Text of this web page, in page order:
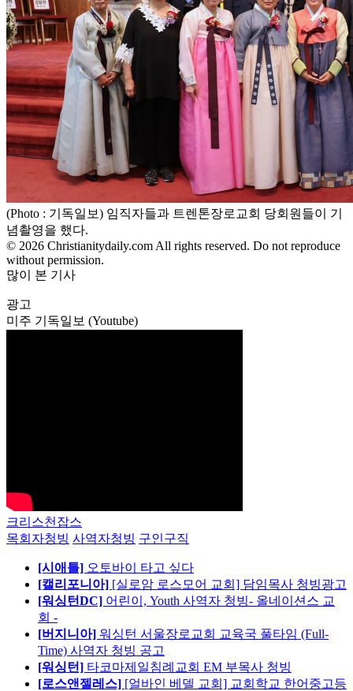
(Photo : 기독일보) 임직자들과 트렌톤장로교회 당회원들이 기
념촬영을 했다.
© 2026 Christianitydaily.com All rights reserved. Do not reproduce
without permission.
많이 본 기사
광고
미주 기독일보 (Youtube)
크리스천잡스
목회자청빙 사역자청빙 구인구직
[시애틀] 오토바이 타고 싶다
[캘리포니아] [실로암 로스모어 교회] 담임목사 청빙광고
[워싱턴DC] 어린이, Youth 사역자 청빙- 올네이션스 교
회 -
[버지니아] 워싱턴 서울장로교회 교육국 풀타임 (Full-
Time) 사역자 청빙 공고
[워싱턴] 타코마제일침례교회 EM 부목사 청빙
[로스앤젤레스] [얼바인 베델 교회] 교회학교 한어중고등